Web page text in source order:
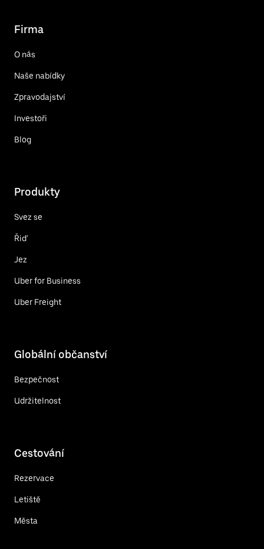
Firma
O nás
Naše nabídky
Zpravodajství
Investoři
Blog
Produkty
Svez se
Řiď
Jez
Uber for Business
Uber Freight
Globální občanství
Bezpečnost
Udržitelnost
Cestování
Rezervace
Letiště
Města